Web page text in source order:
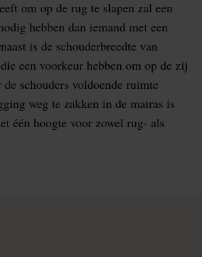
om op de rug te slapen zal een
hebben dan iemand met een
is de schouderbreedte van
een voorkeur hebben om op de zij
de schouders voldoende ruimte
weg te zakken in de matras is
één hoogte voor zowel rug- als